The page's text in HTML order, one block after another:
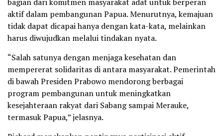
aktif dalam pembangunan Papua. Menurutnya, kemajuan
tidak dapat dicapai hanya dengan kata-kata, melainkan
harus diwujudkan melalui tindakan nyata.
“Salah satunya dengan menjaga kesehatan dan
mempererat solidaritas di antara masyarakat. Pemerintah
di bawah Presiden Prabowo mendorong berbagai
program pembangunan untuk meningkatkan
kesejahteraan rakyat dari Sabang sampai Merauke,
termasuk Papua,” jelasnya.